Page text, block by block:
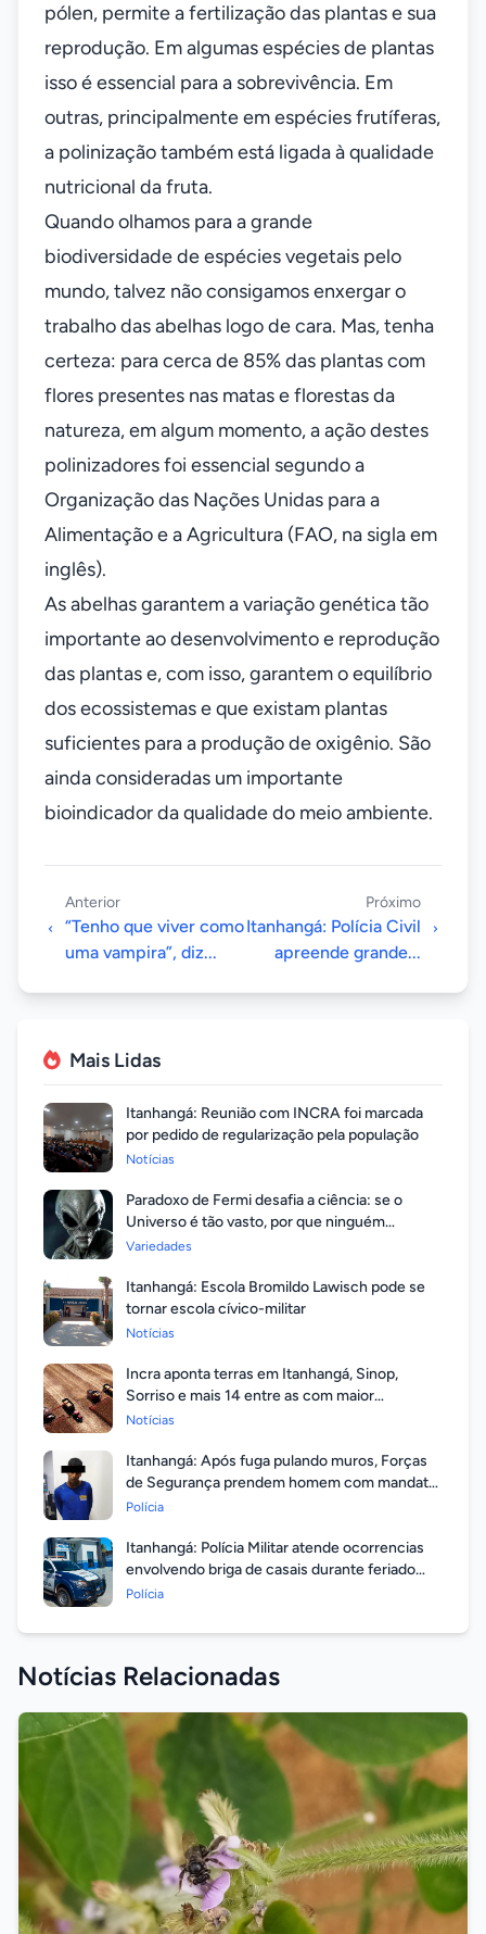
pólen, permite a fertilização das plantas e sua
reprodução. Em algumas espécies de plantas
isso é essencial para a sobrevivência. Em
outras, principalmente em espécies frutíferas,
a polinização também está ligada à qualidade
nutricional da fruta.
Quando olhamos para a grande
biodiversidade de espécies vegetais pelo
mundo, talvez não consigamos enxergar o
trabalho das abelhas logo de cara. Mas, tenha
certeza: para cerca de 85% das plantas com
flores presentes nas matas e florestas da
natureza, em algum momento, a ação destes
polinizadores foi essencial segundo a
Organização das Nações Unidas para a
Alimentação e a Agricultura (FAO, na sigla em
inglês).
As abelhas garantem a variação genética tão
importante ao desenvolvimento e reprodução
das plantas e, com isso, garantem o equilíbrio
dos ecossistemas e que existam plantas
suficientes para a produção de oxigênio. São
ainda consideradas um importante
bioindicador da qualidade do meio ambiente.
Anterior
“Tenho que viver como
uma vampira”, diz...
Próximo
Itanhangá: Polícia Civil
apreende grande...
Mais Lidas
Itanhangá: Reunião com INCRA foi marcada
por pedido de regularização pela população
Notícias
Paradoxo de Fermi desafia a ciência: se o
Universo é tão vasto, por que ninguém
respondeu?
Variedades
Itanhangá: Escola Bromildo Lawisch pode se
tornar escola cívico-militar
Notícias
Incra aponta terras em Itanhangá, Sinop,
Sorriso e mais 14 entre as com maior
valorização
Notícias
Itanhangá: Após fuga pulando muros, Forças
de Segurança prendem homem com mandato
em aberto por homicídio
Polícia
Itanhangá: Polícia Militar atende ocorrencias
envolvendo briga de casais durante feriado
prolongado
Polícia
Notícias Relacionadas